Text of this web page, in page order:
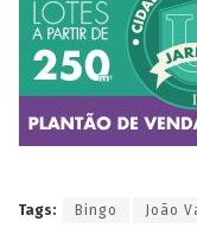
Tags: Bingo João